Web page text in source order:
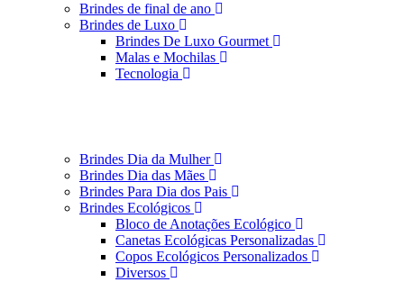
Brindes de final de ano
Brindes de Luxo
Brindes De Luxo Gourmet
Malas e Mochilas
Tecnologia
Brindes Dia da Mulher
Brindes Dia das Mães
Brindes Para Dia dos Pais
Brindes Ecológicos
Bloco de Anotações Ecológico
Canetas Ecológicas Personalizadas
Copos Ecológicos Personalizados
Diversos